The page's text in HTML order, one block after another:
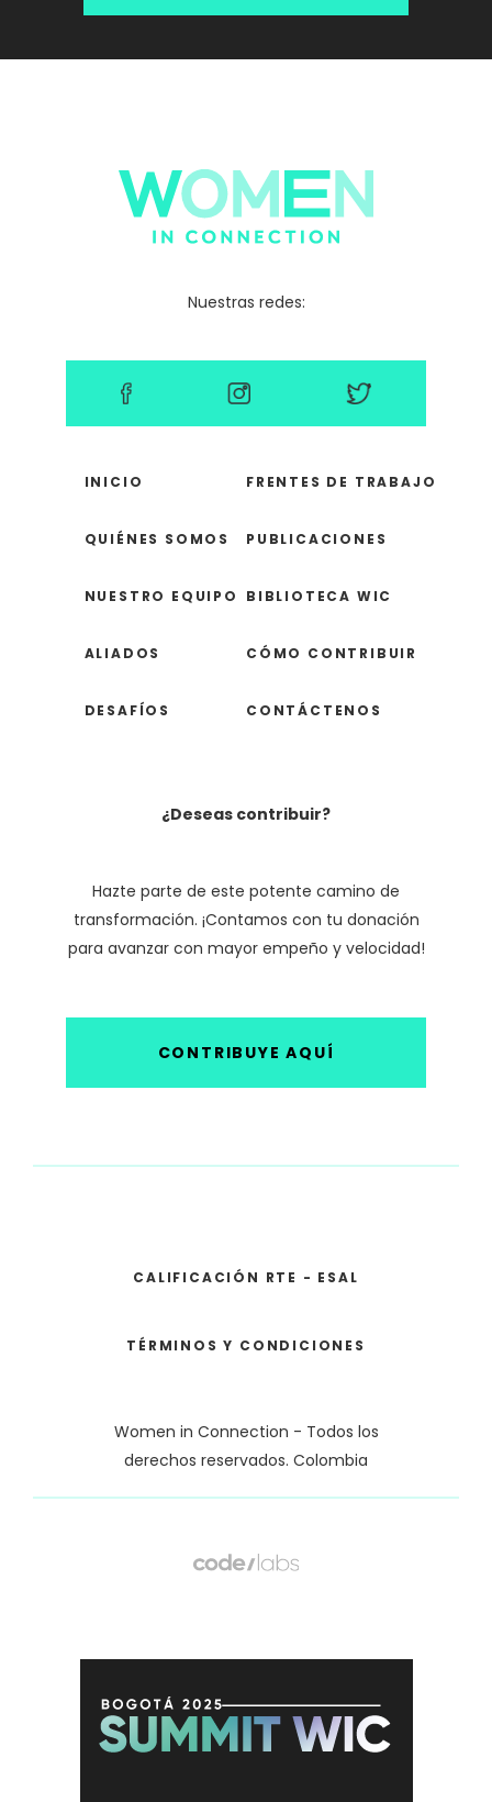
Nuestras redes:
INICIO
QUIÉNES SOMOS
NUESTRO EQUIPO
ALIADOS
DESAFÍOS
FRENTES DE TRABAJO
PUBLICACIONES
BIBLIOTECA WIC
CÓMO CONTRIBUIR
CONTÁCTENOS
¿Deseas contribuir?
Hazte parte de este potente camino de
transformación. ¡Contamos con tu donación
para avanzar con mayor empeño y velocidad!
CONTRIBUYE AQUÍ
Women in Connection - Todos los
derechos reservados. Colombia
TÉRMINOS Y CONDICIONES
CALIFICACIÓN RTE - ESAL